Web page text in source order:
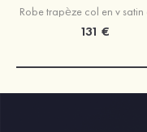
131 €